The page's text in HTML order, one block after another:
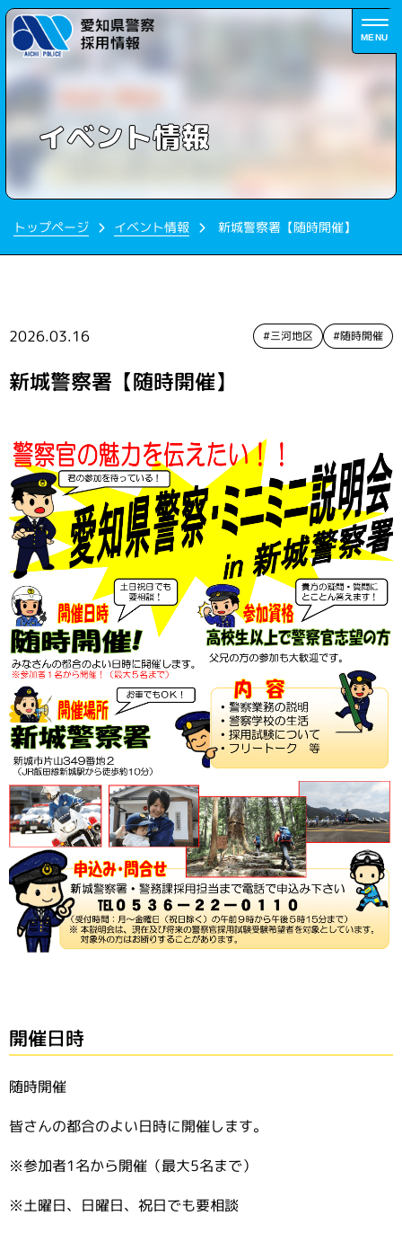
MENU
イベント情報
トップページ イベント情報 新城警察署【随時開催】
2026.03.16 #三河地区 #随時開催
新城警察署【随時開催】
開催日時
随時開催
皆さんの都合のよい日時に開催します。
※参加者1名から開催（最大5名まで）
※土曜日、日曜日、祝日でも要相談